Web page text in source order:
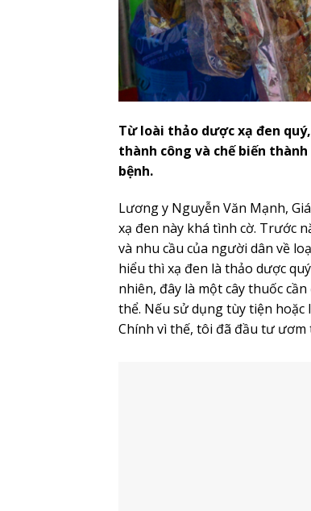
Từ loài thảo dược xạ đen
thành công và chế biến
bệnh.
Lương y Nguyễn Văn Mạnh,
xạ đen này khá tình cờ. Trước
và nhu cầu của người dân về
hiểu thì xạ đen là thảo dược
nhiên, đây là một cây thuốc
thể. Nếu sử dụng tùy tiện hoặc
Chính vì thế, tôi đã đầu tư